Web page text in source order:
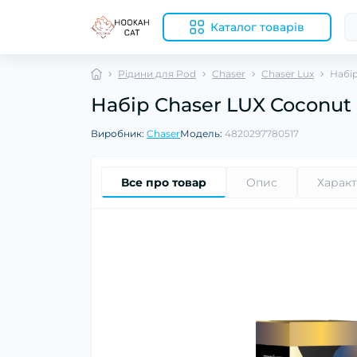
Каталог товарів
Рідини для Pod Chaser Chaser Lux
Набір Chaser LUX
Виробник: ChaserМодель: 4820297780517
Все про товар Опис